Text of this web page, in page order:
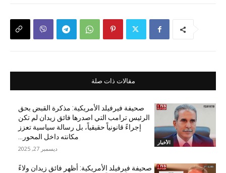
مقالات ذات صلة
الأخبار
صحيفة فيرفيلد الأمريكية: مذكرة القبض بحق
الرئيس ترامب التي اصدرها فائق زيدان لم تكن
إجراءً قانونياً حقيقياً، بل رسالة سياسية تعزز
مكانته داخل المحور...
ديسمبر 27, 2025
صحيفة فيرفيلد الأمريكية: أظهر فائق زيدان ولاءً